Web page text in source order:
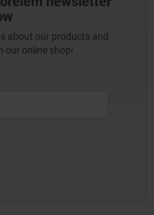
about our products and
our online shop!